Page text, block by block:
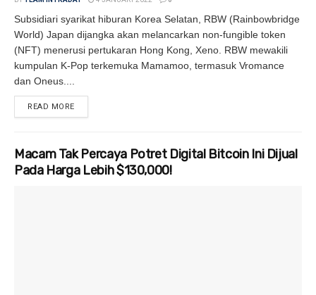
Subsidiari syarikat hiburan Korea Selatan, RBW (Rainbowbridge
World) Japan dijangka akan melancarkan non-fungible token
(NFT) menerusi pertukaran Hong Kong, Xeno. RBW mewakili
kumpulan K-Pop terkemuka Mamamoo, termasuk Vromance
dan Oneus....
READ MORE
Macam Tak Percaya Potret Digital Bitcoin Ini Dijual
Pada Harga Lebih $130,000!